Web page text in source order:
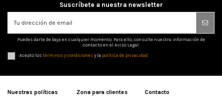
Suscríbete a nuestra newsletter
Puedes darte de baja en cualquier momento. Para ello, consulte nuestra información de
contacto en el Aviso Legal.
Acepto lostérminos y condicionesy la política de privacidad
Nuestras políticas Zona para clientes Contacto